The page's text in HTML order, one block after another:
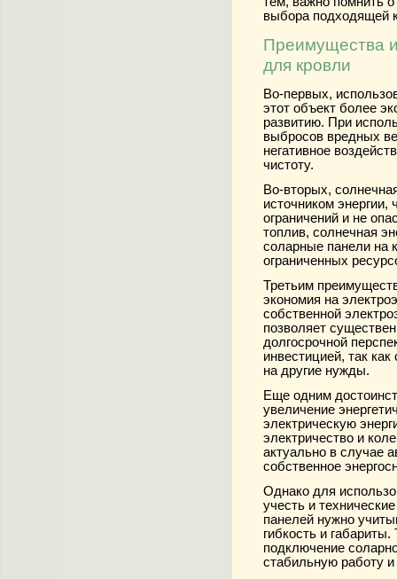
выбора подходящей
Преимущества
для кровли
Во-первых,
этот объект более
развитию. При
выбросов вредных
негативное
чистоту.
Во-вторых,
источником энергии,
ограничений и не
топлив, солнечная
соларные панели на
ограниченных
Третьим
экономия на
собственной
позволяет
долгосрочной
инвестицией, так
на другие нужды.
Еще одним
увеличение
электрическую
электричество и
актуально в случае
собственное
Однако для
учесть и
панелей нужно
гибкость и
подключение
стабильную работу